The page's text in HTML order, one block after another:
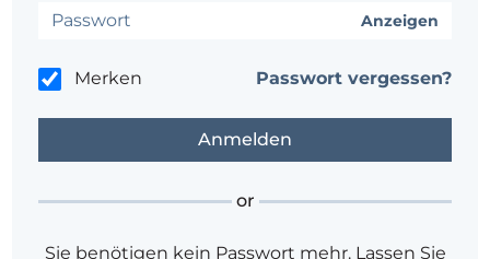
Anzeigen
Merken Passwort vergessen?
or
Sie benötigen kein Passwort mehr. Lassen Sie